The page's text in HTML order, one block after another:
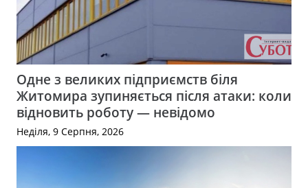
Одне з великих підприємств біля
Житомира зупиняється після атаки: коли
відновить роботу — невідомо
Неділя, 9 Серпня, 2026